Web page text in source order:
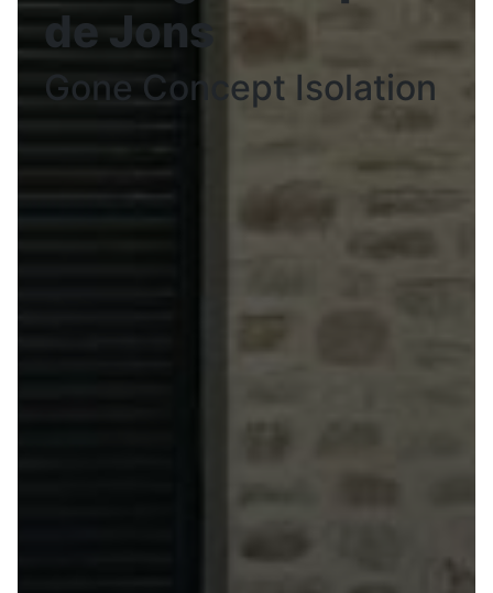
de Jons
Gone Concept Isolation